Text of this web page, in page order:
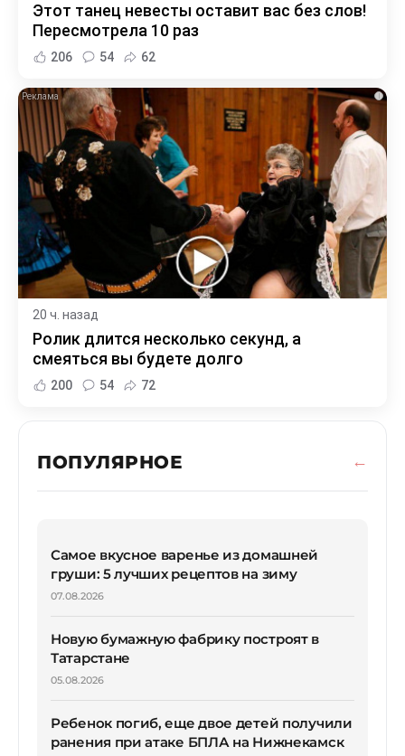
Этот танец невесты оставит вас без слов!
Пересмотрела 10 раз
206 54 62
i
20 ч. назад
Ролик длится несколько секунд, а
смеяться вы будете долго
200 54 72
ПОПУЛЯРНОЕ
Самое вкусное варенье из домашней
груши: 5 лучших рецептов на зиму
07.08.2026
Новую бумажную фабрику построят в
Татарстане
05.08.2026
Ребенок погиб, еще двое детей получили
ранения при атаке БПЛА на Нижнекамск